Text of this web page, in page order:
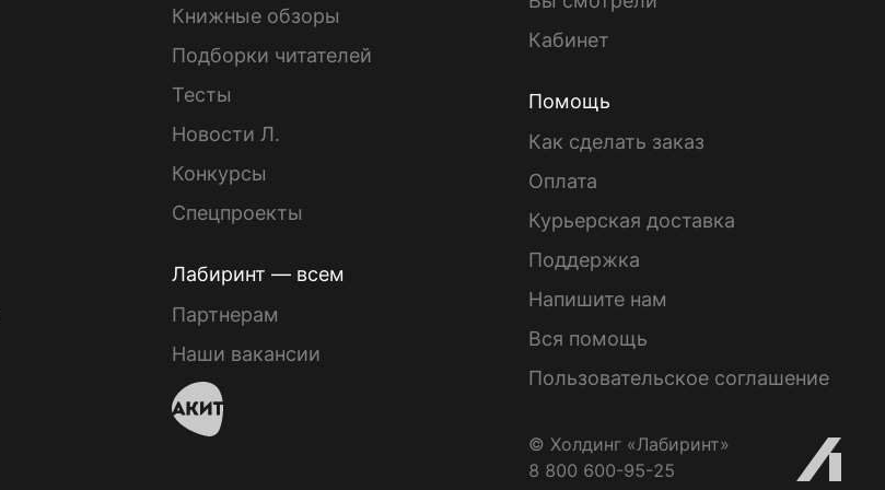
Книжные обзоры
Подборки читателей
Тесты
Новости Л.
Конкурсы
Спецпроекты
Лабиринт — всем
Партнерам
Наши вакансии
Кабинет
Помощь
Как сделать заказ
Оплата
Курьерская доставка
Поддержка
Напишите нам
Вся помощь
Пользовательское соглашение
© Холдинг «Лабиринт»
8 800 600-95-25